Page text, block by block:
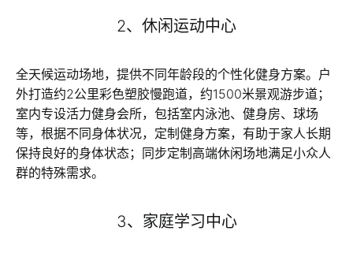
2、休闲运动中心
全天候运动场地，提供不同年龄段的个性化健身方案。户
外打造约2公里彩色塑胶慢跑道，约1500米景观游步道；
室内专设活力健身会所，包括室内泳池、健身房、球场
等，根据不同身体状况，定制健身方案，有助于家人长期
保持良好的身体状态；同步定制高端休闲场地满足小众人
群的特殊需求。
3、家庭学习中心